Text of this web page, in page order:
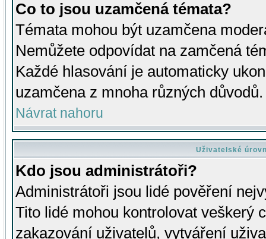
Co to jsou uzamčená témata?
Témata mohou být uzamčena
Nemůžete odpovídat na zamčená
Každé hlasování je automaticky
uzamčena z mnoha různých důvodů.
Návrat nahoru
Uživatelské
Kdo jsou administrátoři?
Administrátoři jsou lidé pověření
Tito lidé mohou kontrolovat veškerý
zakazování uživatelů, vytváření